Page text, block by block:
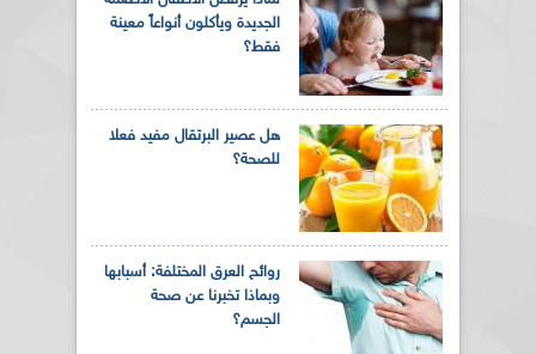
الجديدة ويأكلون أنواعاً معينة
فقط؟
هل عصير البرتقال مفيد فعلا
للصحة؟
روائح العرق المختلفة: أسبابها
وبماذا تخبرنا عن صحة
الجسم؟